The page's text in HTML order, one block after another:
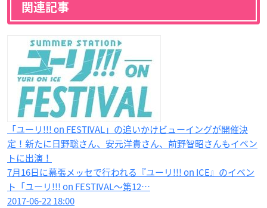
関連記事
「ユーリ!!! on FESTIVAL」の追いかけビューイングが開催決
定！新たに日野聡さん、安元洋貴さん、前野智昭さんもイベン
トに出演！
7月16日に幕張メッセで行われる『ユーリ!!! on ICE』のイベン
ト「ユーリ!!! on FESTIVAL～第12…
2017-06-22 18:00